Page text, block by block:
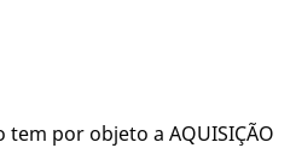
por objeto a AQUISIÇÃO